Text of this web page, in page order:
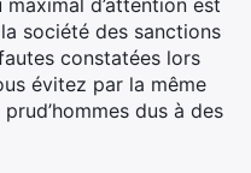
société des sanctions
constatées lors
évitez par la même
dus à des